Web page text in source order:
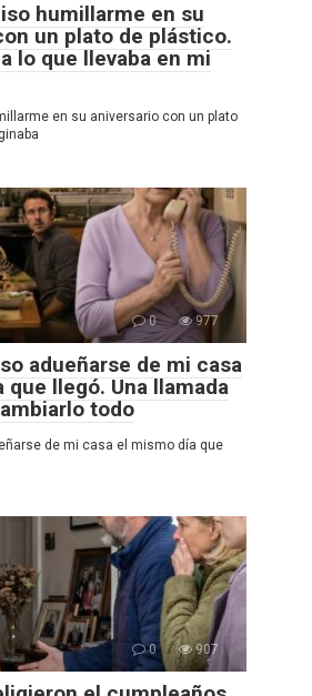
humillarme en su
un plato de plástico.
lo que llevaba en mi
en su aniversario con un plato
0 977
adueñarse de mi casa
que llegó. Una llamada
todo
de mi casa el mismo día que
0 907